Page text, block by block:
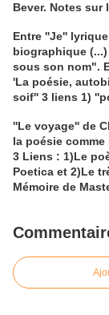
Bever. Notes sur le théâtre de Steven
Bever : ''orgie,
Lien
Dominique
'Fabula' : Une
catastrophiste,
Entre ''Je''
biographique (...) "apprendre à écrire
sous son nom".
'La poésie,
soif'' 3 liens 1)
maulpoix.net; 2)
J.M.Maulpoix; 3)
pour des extraits
L'amour du nom''
''Le voyage'' de
la poésie
3 Liens : 1)Le
Poetica et 2)Le très intéressant
Mémoire de Master de
Enfers trouvée